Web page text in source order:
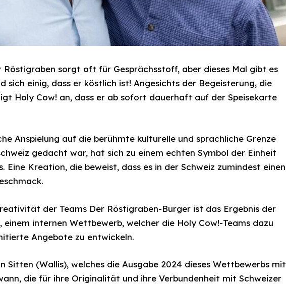
Röstigraben sorgt oft für Gesprächsstoff, aber dieses Mal gibt es
sich einig, dass er köstlich ist! Angesichts der Begeisterung, die
Holy Cow! an, dass er ab sofort dauerhaft auf der Speisekarte
Anspielung auf die berühmte kulturelle und sprachliche Grenze
gedacht war, hat sich zu einem echten Symbol der Einheit
Eine Kreation, die beweist, dass es in der Schweiz zumindest einen
der Teams Der Röstigraben-Burger ist das Ergebnis der
internen Wettbewerb, welcher die Holy Cow!-Teams dazu
Angebote zu entwickeln.
Sitten (Wallis), welches die Ausgabe 2024 dieses Wettbewerbs mit
die für ihre Originalität und ihre Verbundenheit mit Schweizer